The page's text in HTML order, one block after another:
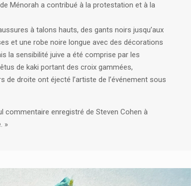
Ménorah a contribué à la protestation et à la
à talons hauts, des gants noirs jusqu’aux
et une robe noire longue avec des décorations
la sensibilité juive a été comprise par les
de kaki portant des croix gammées,
de droite ont éjecté l’artiste de l’événement sous
commentaire enregistré de Steven Cohen à
»